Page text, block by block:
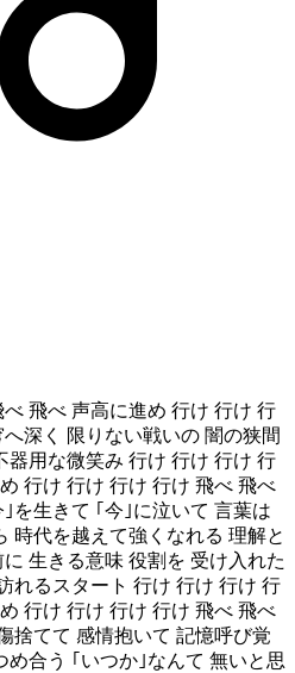
飛べ 声高に進め 行け 行け 行
深く 限りない戦いの 闇の狭間
器用な微笑み 行け 行け 行け 行
行け 行け 行け 行け 飛べ 飛べ
を生きて ｢今｣に泣いて 言葉は
時代を越えて強くなれる 理解と
生きる意味 役割を 受け入れた
れるスタート 行け 行け 行け 行
行け 行け 行け 行け 飛べ 飛べ
捨てて 感情抱いて 記憶呼び覚
め合う ｢いつか｣なんて 無いと思